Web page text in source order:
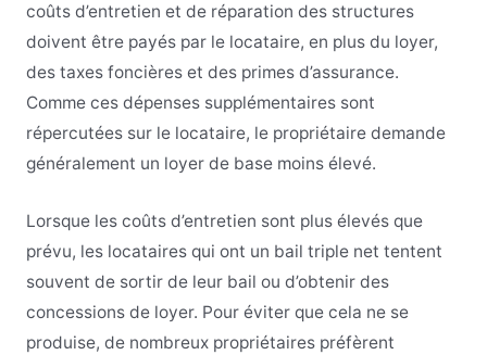
coûts d’entretien et de réparation des structures
doivent être payés par le locataire, en plus du loyer,
des taxes foncières et des primes d’assurance.
Comme ces dépenses supplémentaires sont
répercutées sur le locataire, le propriétaire demande
généralement un loyer de base moins élevé.
Lorsque les coûts d’entretien sont plus élevés que
prévu, les locataires qui ont un bail triple net tentent
souvent de sortir de leur bail ou d’obtenir des
concessions de loyer. Pour éviter que cela ne se
produise, de nombreux propriétaires préfèrent